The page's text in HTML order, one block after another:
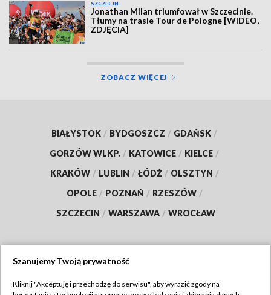
SZCZECIN
Jonathan Milan triumfował w Szczecinie.
Tłumy na trasie Tour de Pologne [WIDEO,
ZDJĘCIA]
ZOBACZ WIĘCEJ
BIAŁYSTOK / BYDGOSZCZ / GDAŃSK /
GORZÓW WLKP. / KATOWICE / KIELCE /
KRAKÓW / LUBLIN / ŁÓDŹ / OLSZTYN /
OPOLE / POZNAŃ / RZESZÓW /
SZCZECIN / WARSZAWA / WROCŁAW
Szanujemy Twoją prywatność
Kliknij "Akceptuję i przechodzę do serwisu", aby wyrazić zgody na